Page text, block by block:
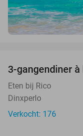
3-gangendiner
Eten bij Rico
Dinxperlo
Verkocht: 176